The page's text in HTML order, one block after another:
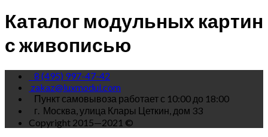
Каталог модульных картин
с живописью
8 (495) 997-47-42
zakaz@luxmodul.com
Пункт самовывоза работает с 10:00 до 18:00
г. Москва, улица Клары Цеткин, дом 33
Copyright 2015—2021 ©